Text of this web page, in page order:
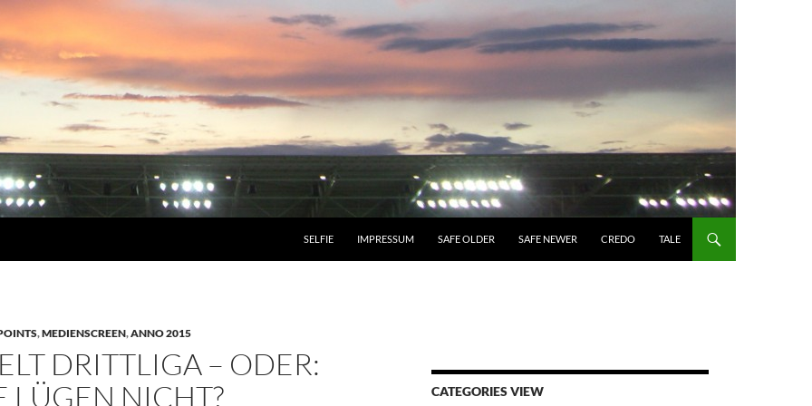
SELFIE IMPRESSUM SAFE OLDER SAFE NEWER CREDO TALE
,MEDIENSCREEN,ANNO 2015
DRITTLIGA – ODER:
LÜGEN NICHT?
CATEGORIES VIEW